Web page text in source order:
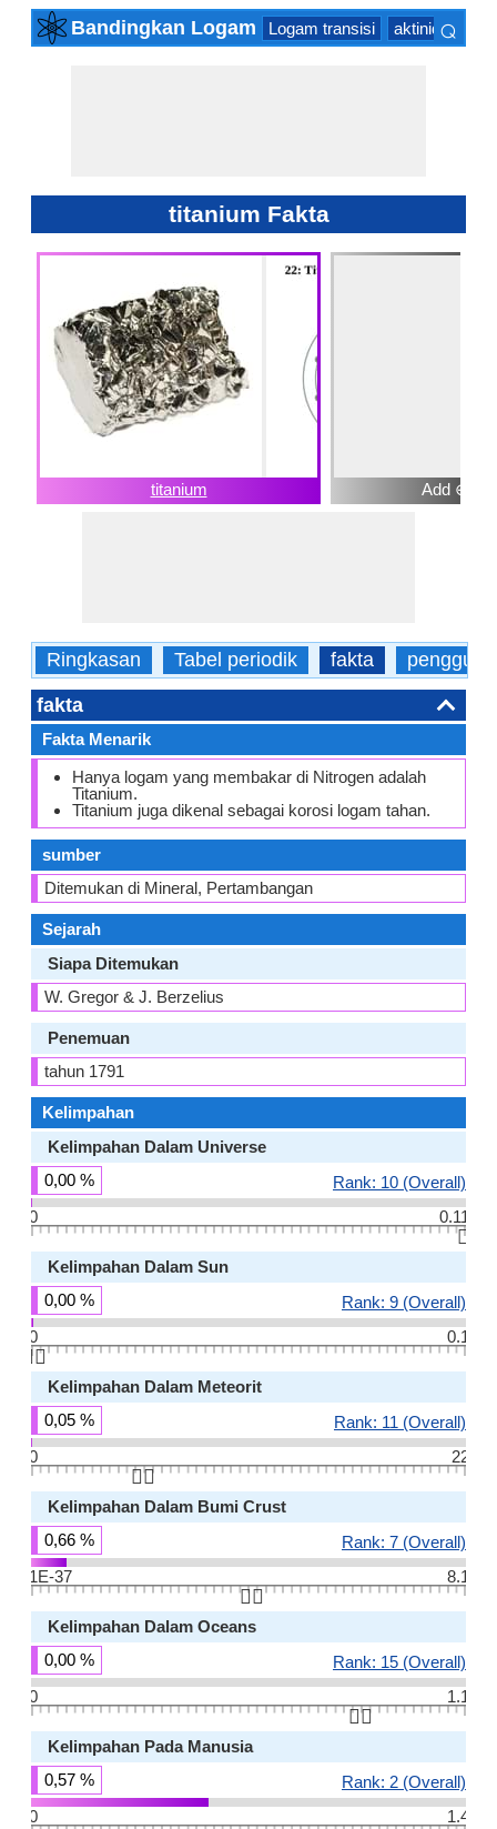
Bandingkan Logam Logam transisi aktinida⌕
titanium Fakta
titanium Add ⊕
Ringkasan Tabel periodik fakta
fakta
Fakta Menarik
Hanya logam yang membakar di Nitrogen adalah
Titanium.
Titanium juga dikenal sebagai korosi logam tahan.
sumber
Ditemukan di Mineral, Pertambangan
Sejarah
Siapa Ditemukan
W. Gregor & J. Berzelius
Penemuan
tahun 1791
Kelimpahan
Kelimpahan Dalam Universe
0,00 %
Rank: 10 (Overall)
0
0.11
👆🏻
Kelimpahan Dalam Sun
0,00 %
Rank: 9 (Overall)
0
0.1
👆🏻
Kelimpahan Dalam Meteorit
0,05 %
Rank: 11 (Overall)
0
22
👆🏻
Kelimpahan Dalam Bumi Crust
0,66 %
Rank: 7 (Overall)
1E-37
8.1
👆🏻
Kelimpahan Dalam Oceans
0,00 %
Rank: 15 (Overall)
0
1.1
👆🏻
Kelimpahan Pada Manusia
0,57 %
Rank: 2 (Overall)
0
1.4